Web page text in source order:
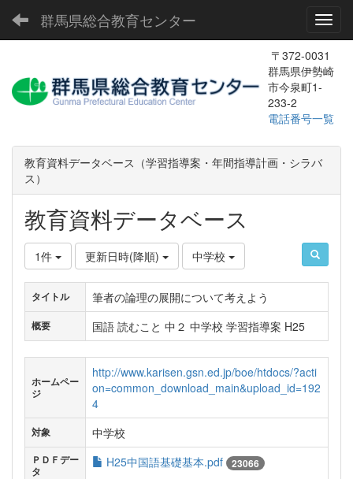
群馬県総合教育センター
〒372-0031
群馬県伊勢崎
市今泉町1-
233-2
電話番号一覧
教育資料データベース（学習指導案・年間指導計画・シラバ
ス）
教育資料データベース
1件 更新日時(降順) 中学校
タイトル 筆者の論理の展開について考えよう
概要 国語 読むこと 中２ 中学校 学習指導案 H25
ホームペー
ジ
http://www.karisen.gsn.ed.jp/boe/htdocs/?acti
on=common_download_main&upload_id=192
4
対象 中学校
ＰＤＦデー
タ
H25中国語基礎基本.pdf 23066